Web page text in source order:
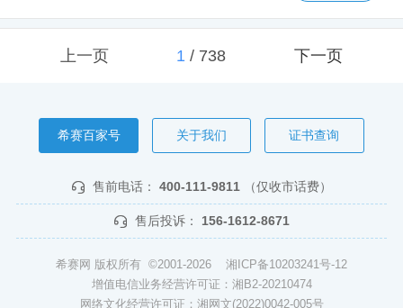
上一页 1/ 738 下一页
希赛百家号 关于我们 证书查询
售前电话： 400-111-9811 （仅收市话费）
售后投诉： 156-1612-8671
希赛网 版权所有 ©2001-2026 湘ICP备10203241号-12
增值电信业务经营许可证：湘B2-20210474
网络文化经营许可证：湘网文(2022)0042-005号